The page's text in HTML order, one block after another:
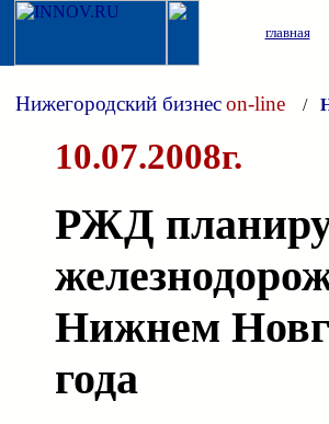
главная
Нижегородский бизнесon-line /
10.07.2008г.
РЖД
Нижнем
года